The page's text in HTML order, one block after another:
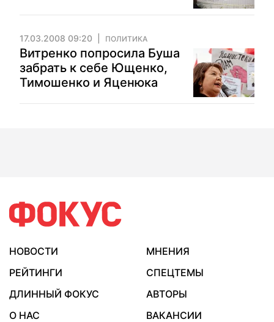
17.03.2008 09:20 ПОЛИТИКА
Витренко попросила Буша
забрать к себе Ющенко,
Тимошенко и Яценюка
НОВОСТИ
МНЕНИЯ
РЕЙТИНГИ
СПЕЦТЕМЫ
ДЛИННЫЙ ФОКУС
АВТОРЫ
О НАС
ВАКАНСИИ